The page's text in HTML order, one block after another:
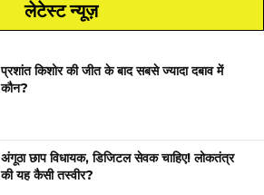
लेटेस्ट न्यूज़
प्रशांत किशोर की जीत के बाद सबसे ज्यादा दबाव में
कौन?
अंगूठा छाप विधायक, डिजिटल सेवक चाहिए! लोकतंत्र
की यह कैसी तस्वीर?